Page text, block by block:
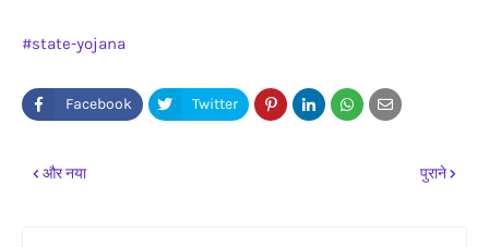
state-yojana
और नया पुराने